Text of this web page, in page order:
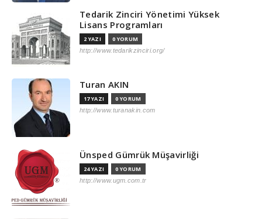
Tedarik Zinciri Yönetimi Yüksek
Lisans Programları
2 YAZI 0 YORUM
http://www.tedarikzinciri.org/
Turan AKIN
17 YAZI 0 YORUM
http://www.turanakin.com
Ünsped Gümrük Müşavirliği
24 YAZI 0 YORUM
http://www.ugm.com.tr